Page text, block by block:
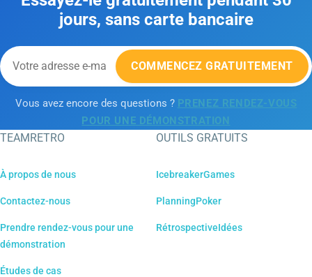
jours, sans carte bancaire
COMMENCEZ GRATUITEMENT
Vous avez encore des questions ? PRENEZ RENDEZ-VOUS
POUR UNE DÉMONSTRATION
TEAMRETRO
À propos de nous
Contactez-nous
Prendre rendez-vous pour une
démonstration
Études de cas
OUTILS GRATUITS
IcebreakerGames
PlanningPoker
RétrospectiveIdées